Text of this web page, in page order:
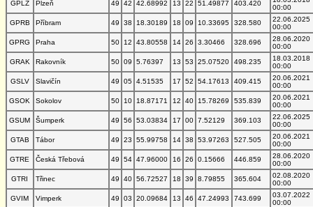
GPLZ
Plzeň 49 42 42.68992 13 22 51.49877 403.420
00:00
GPRB
Příbram 49 38 18.30189 18 09 10.33695 328.580
22.06.2025
00:00
GPRG
Praha 50 12 43.80558 14 26 3.30466 328.696
28.06.2020
00:00
GRAK
Rakovník 50 09 5.76397 13 53 25.07520 498.235
18.03.2018
00:00
GSLV
Slavičín 49 05 4.51535 17 52 54.17613 409.415
20.06.2021
00:00
GSOK
Sokolov 50 10 18.87171 12 40 15.78269 535.839
20.06.2021
00:00
GSUM
Šumperk 49 56 53.03834 17 00 7.52129 369.103
22.06.2025
00:00
GTAB
Tábor 49 23 55.99758 14 38 53.97263 527.505
20.06.2021
00:00
GTRE
Česká Třebová 49 54 47.96000 16 26 0.15666 446.859
28.06.2020
00:00
GTRI
Třinec 49 40 56.72527 18 39 8.79855 365.604
02.08.2020
00:00
GVIM
Vimperk 49 03 20.09684 13 46 47.24993 743.699
03.07.2022
00:00